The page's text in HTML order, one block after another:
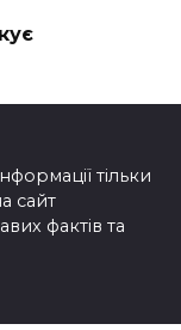
тільки
сайт
фактів та